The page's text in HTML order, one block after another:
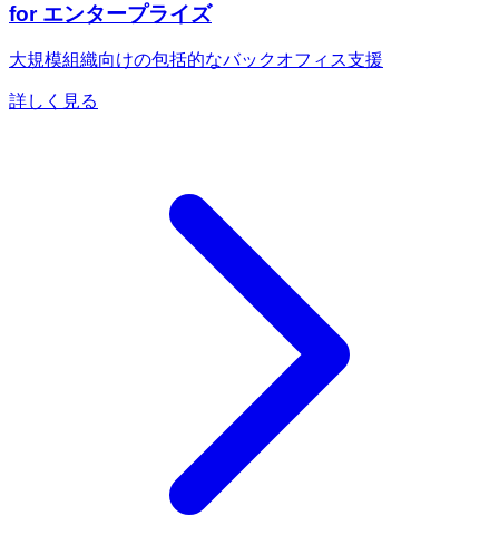
for エンタープライズ
大規模組織向けの包括的なバックオフィス支援
詳しく見る